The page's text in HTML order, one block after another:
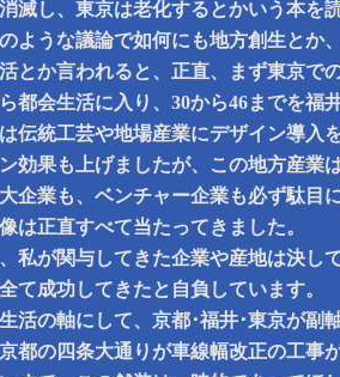
滅し、東京は老化するとかいう本を
ような議論で如何にも地方創生とか
とか言われると、正直、まず東京で
都会生活に入り、30から46までを福
伝統工芸や地場産業にデザイン導入
効果も上げましたが、この地方産業
企業も、ベンチャー企業も必ず駄目
は正直すべて当たってきました。
私が関与してきた企業や産地は決し
て成功してきたと自負しています。
活の軸にして、京都･福井･東京が副
都の四条大通りが車線幅改正の工事